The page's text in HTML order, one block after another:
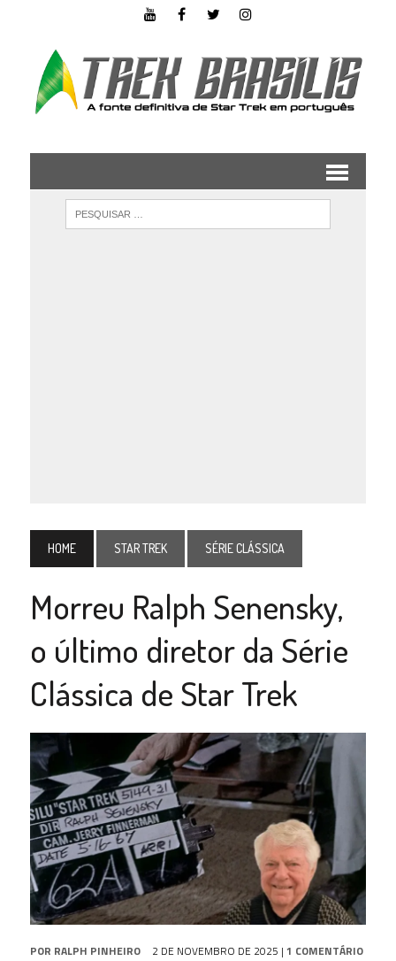
HOME STAR TREK SÉRIE CLÁSSICA
Morreu Ralph Senensky,
o último diretor da Série
Clássica de Star Trek
POR RALPH PINHEIRO 2 DE NOVEMBRO DE 2025 | 1 COMENTÁRIO